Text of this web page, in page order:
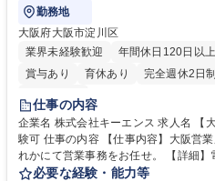
勤務地
大阪府大阪市淀川区
業界未経験歓迎
年間休日120日以上
賞与あり
育休あり 完全週休2日制
土日祝休み
仕事の内容
企業名 株式会社キーエンス 求人名 【大阪・京都・滋賀】営業事務 ※未経
験可 仕事の内容 【仕事内容】大阪営業所、京都営業所、滋賀営業所いず
れかにて営業事務をお任せ。 【詳細
の作成・カタログ送付・来客対応・営
必要な経験・能力等